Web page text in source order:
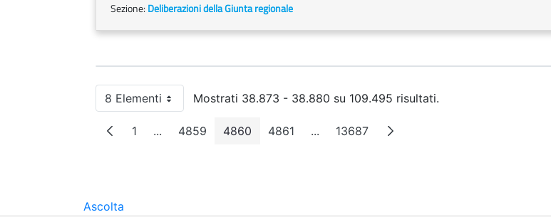
Sezione: Deliberazioni della Giunta regionale
8 ElementiPer paginaMostrati 38.873 - 38.880 su 109.495 risultati.
Pagina
1 ...Pagine intermedie
Pagina
4859 Pagina
4860 Pagina
4861 ...Pagine intermedie
Pagina
13687
Ascolta